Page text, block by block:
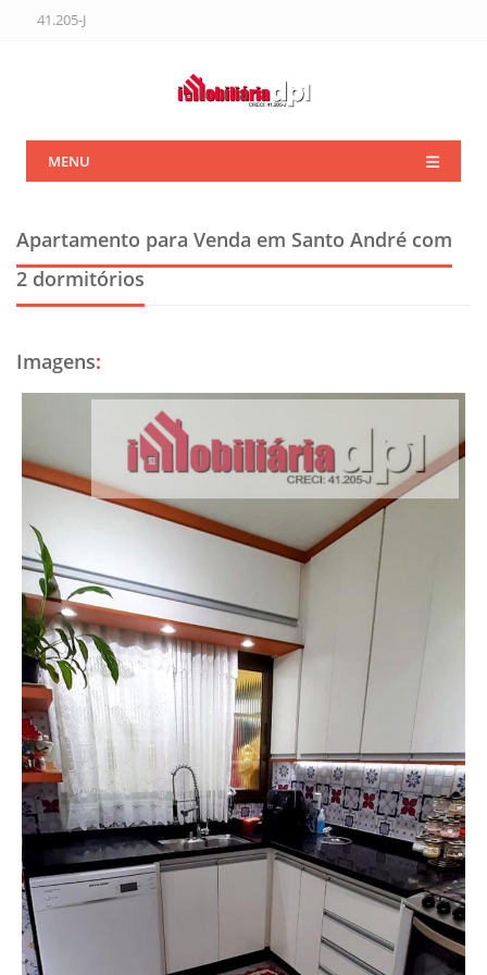
41.205-J
MENU
Apartamento para Venda em Santo André com
2 dormitórios
Imagens: